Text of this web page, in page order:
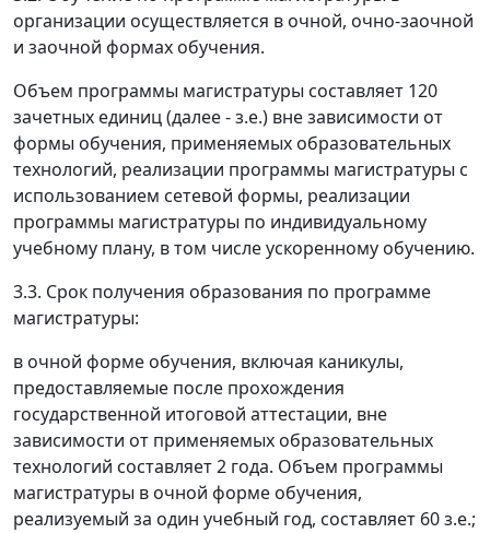
организации осуществляется в очной, очно-заочной
и заочной формах обучения.
Объем программы магистратуры составляет 120
зачетных единиц (далее - з.е.) вне зависимости от
формы обучения, применяемых образовательных
технологий, реализации программы магистратуры с
использованием сетевой формы, реализации
программы магистратуры по индивидуальному
учебному плану, в том числе ускоренному обучению.
3.3. Срок получения образования по программе
магистратуры:
в очной форме обучения, включая каникулы,
предоставляемые после прохождения
государственной итоговой аттестации, вне
зависимости от применяемых образовательных
технологий составляет 2 года. Объем программы
магистратуры в очной форме обучения,
реализуемый за один учебный год, составляет 60 з.е.;